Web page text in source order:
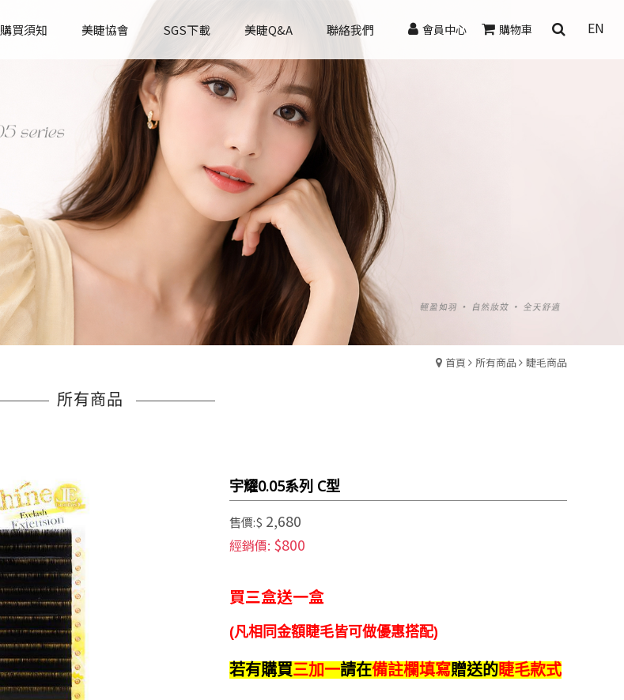
EN
會員中心 購物車
購買須知 美睫協會 SGS下載 美睫Q&A 聯絡我們
首頁 所有商品 睫毛商品
所有商品
宇耀0.05系列 C型
售價:$ 2,680
經銷價: $800
買三盒送一盒
(凡相同金額睫毛皆可做優惠搭配)
若有購買三加一請在備註欄填寫贈送的睫毛款式